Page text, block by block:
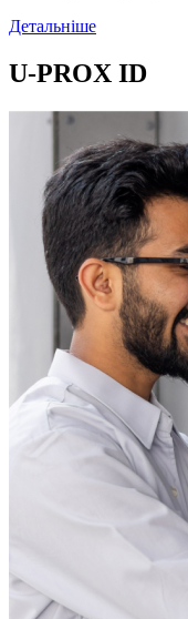
Детальніше
U-PROX ID